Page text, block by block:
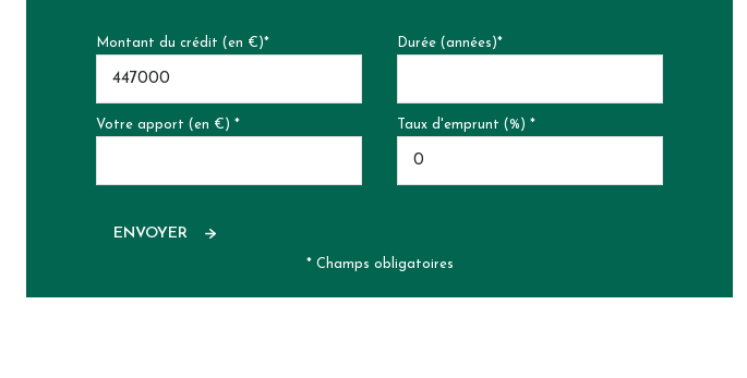
Montant du crédit (en €)* Durée (années)*
Votre apport (en €) * Taux d'emprunt (%) *
ENVOYER
* Champs obligatoires